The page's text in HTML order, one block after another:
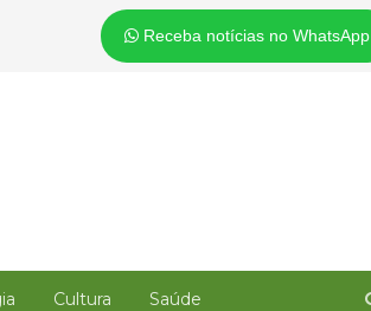
Receba notícias no WhatsApp
Cultura Saúde